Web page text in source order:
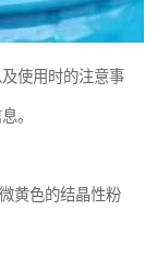
使用时的注意事
。
黄色的结晶性粉